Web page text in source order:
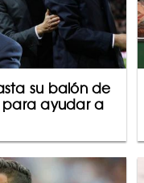
su balón de
para ayudar a